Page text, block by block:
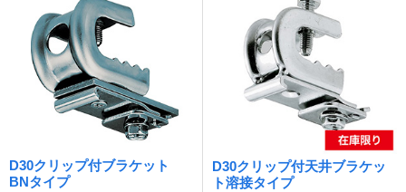
D30クリップ付ブラケット
BNタイプ
D30クリップ付天井ブラケッ
ト溶接タイプ